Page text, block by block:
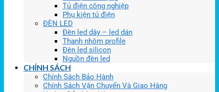
Tủ điện công nghiệp
Phụ kiện tủ điện
ĐÈN LED
Đèn led dây – led dán
Thanh nhôm profile
Đèn led silicon
Nguồn đèn led
CHÍNH SÁCH
Chính Sách Bảo Hành
Chính Sách Vận Chuyển Và Giao Hàng